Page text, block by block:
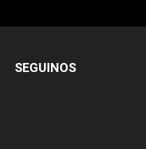
SEGUINOS